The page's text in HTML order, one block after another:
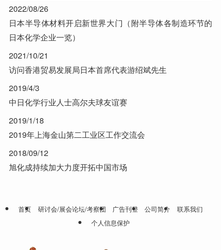
2022/08/26
日本半导体材料开启新世界大门（附半导体各制造环节的
日本化学企业一览）
2021/10/21
访问香港贸易发展局日本首席代表游绍斌先生
2019/4/3
中日化学行业人士高尔夫球友谊赛
2019/1/18
2019年上海金山第二工业区工作交流会
2018/09/12
旭化成持续加大力度开拓中国市场
首页 研讨会/展会论坛/考察团 广告刊登 公司简介
联系我们
个人信息保护